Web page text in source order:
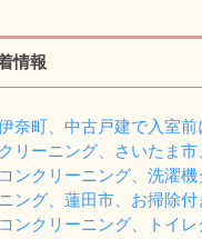
情報
奈町、中古戸建で入室前
リーニング、さいたま市
ンクリーニング、洗濯機
ング、蓮田市、お掃除付
ンクリーニング、トイレ